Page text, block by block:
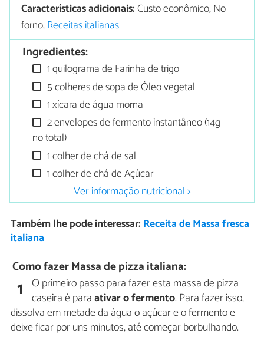
Características adicionais:Custo econômico, No
forno,Receitas italianas
Ingredientes:
1 quilograma de Farinha de trigo
5 colheres de sopa de Óleo vegetal
1 xícara de água morna
2 envelopes de fermento instantâneo (14g
no total)
1 colher de chá de sal
1 colher de chá de Açúcar
Ver informação nutricional >
Também lhe pode interessar: Receita de Massa fresca
italiana
Como fazer Massa de pizza italiana:
1 O primeiro passo para fazer esta massa de pizza
caseira é paraativar o fermento. Para fazer isso,
dissolva em metade da água o açúcar e o fermento e
deixe ficar por uns minutos, até começar borbulhando.